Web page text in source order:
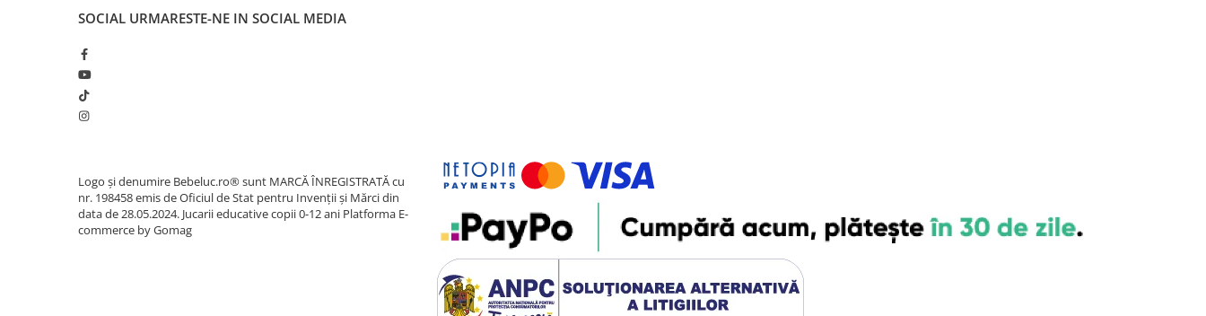
Cadou copii 3 ani
Cadou copii 4 ani
Cadou copii 5 ani
Cadou copii 8 ani
Cadou copii 9 ani
SOCIAL URMARESTE-NE IN SOCIAL MEDIA
Logo și denumire Bebeluc.ro® sunt MARCĂ ÎNREGISTRATĂ cu
nr. 198458 emis de Oficiul de Stat pentru Invenții și Mărci din
data de 28.05.2024. Jucarii educative copii 0-12 ani Platforma E-
commerce by Gomag